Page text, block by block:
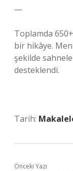
—
Toplamda
bir hikâye.
şekilde
desteklendi.
Tarih:
Önceki Yazı